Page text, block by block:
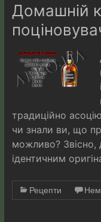
Домашній
традиційно
чи знали ви, що
можливо? Звісно,
ідентичним
Рецепти